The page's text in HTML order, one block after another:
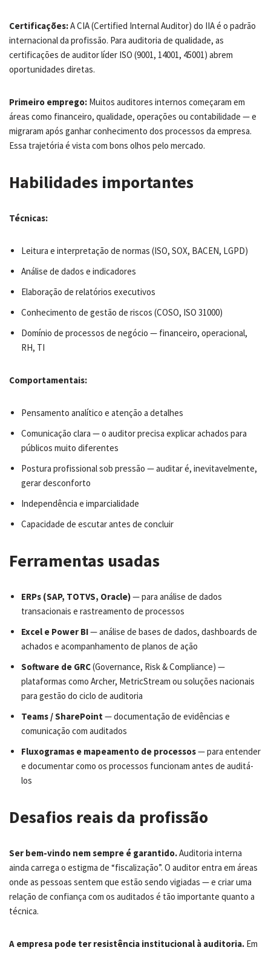
Certificações:A CIA (Certified Internal Auditor) do IIA é o padrão
internacional da profissão. Para auditoria de qualidade, as
certificações de auditor líder ISO (9001, 14001, 45001) abrem
oportunidades diretas.
Primeiro emprego: Muitos auditores internos começaram em
áreas como financeiro, qualidade, operações ou contabilidade — e
migraram após ganhar conhecimento dos processos da empresa.
Essa trajetória é vista com bons olhos pelo mercado.
Habilidades importantes
Técnicas:
Leitura e interpretação de normas (ISO, SOX, BACEN, LGPD)
Análise de dados e indicadores
Elaboração de relatórios executivos
Conhecimento de gestão de riscos (COSO, ISO 31000)
Domínio de processos de negócio — financeiro, operacional,
RH, TI
Comportamentais:
Pensamento analítico e atenção a detalhes
Comunicação clara — o auditor precisa explicar achados para
públicos muito diferentes
Postura profissional sob pressão — auditar é, inevitavelmente,
gerar desconforto
Independência e imparcialidade
Capacidade de escutar antes de concluir
Ferramentas usadas
ERPs (SAP, TOTVS, Oracle)— para análise de dados
transacionais e rastreamento de processos
Excel e Power BI— análise de bases de dados, dashboards de
achados e acompanhamento de planos de ação
Software de GRC(Governance, Risk & Compliance) —
plataformas como Archer, MetricStream ou soluções nacionais
para gestão do ciclo de auditoria
Teams / SharePoint — documentação de evidências e
comunicação com auditados
Fluxogramas e mapeamento de processos— para entender
e documentar como os processos funcionam antes de auditá-
los
Desafios reais da profissão
Ser bem-vindo nem sempre é garantido.Auditoria interna
ainda carrega o estigma de “fiscalização”. O auditor entra em áreas
onde as pessoas sentem que estão sendo vigiadas — e criar uma
relação de confiança com os auditados é tão importante quanto a
técnica.
A empresa pode ter resistência institucional à auditoria. Em